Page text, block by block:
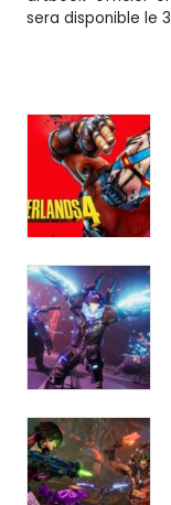
sera disponible le